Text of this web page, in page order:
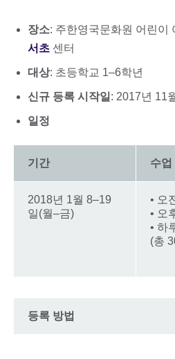
장소: 주한영국문화원 어린이
서초 센터
대상: 초등학교 1–6학년
신규 등록 시작일 : 2017년 11
일정
기간 수업
2018년 1월 8–19
일(월–금)
• 오
• 오
• 하
(총
등록 방법